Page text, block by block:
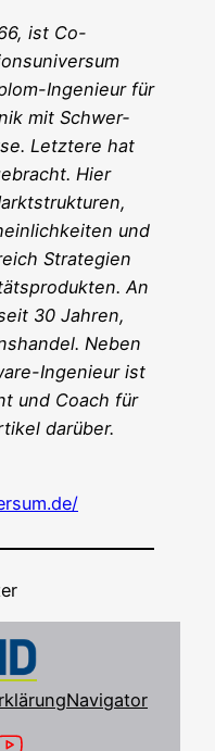
ist Co-
Inge­nieur für
mit Schwer­
Letz­te­re hat
Hier
und
Stra­te­gien
An
30 Jah­ren,
Neben
Inge­nieur ist
und Coach für
darüber.
Navigator